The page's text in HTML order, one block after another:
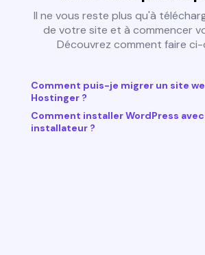
Il ne vous reste plus qu'à
de votre site et à commencer
Découvrez comment faire ci-
Comment puis-je migrer un site
Hostinger ?
Comment installer WordPress
installateur ?